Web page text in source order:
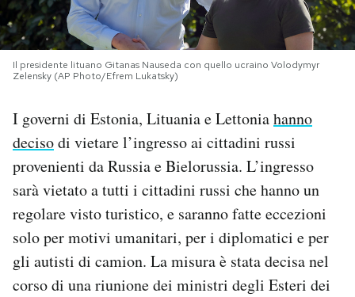
I MIEI PREFERITI
CALENDARIO
AREA PERSONALE
Area Personale
Newsletter
Il presidente lituano Gitanas Nauseda con quello ucraino Volodymyr
Zelensky (AP Photo/Efrem Lukatsky)
I governi di Estonia, Lituania e Lettoniahanno
decisodi vietare l’ingresso ai cittadini russi
provenienti da Russia e Bielorussia. L’ingresso
sarà vietato a tutti i cittadini russi che hanno un
regolare visto turistico, e saranno fatte eccezioni
solo per motivi umanitari, per i diplomatici e per
gli autisti di camion. La misura è stata decisa nel
corso di una riunione dei ministri degli Esteri dei